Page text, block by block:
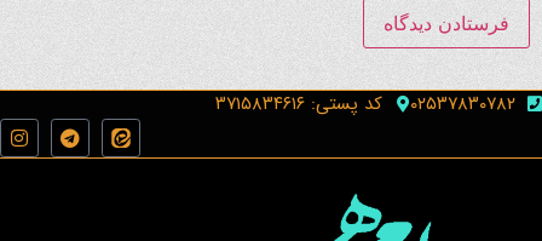
۰۲۵۳۷۸۳۰۷۸۲ کد پستی: ۳۷۱۵۸۳۴۶۱۶